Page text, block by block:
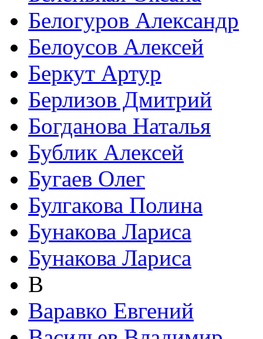
Белогуров Александр
Белоусов Алексей
Беркут Артур
Берлизов Дмитрий
Богданова Наталья
Бублик Алексей
Бугаев Олег
Булгакова Полина
Бунакова Лариса
Бунакова Лариса
В
Варавко Евгений